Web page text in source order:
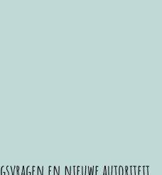
en nieuwe autoriteit